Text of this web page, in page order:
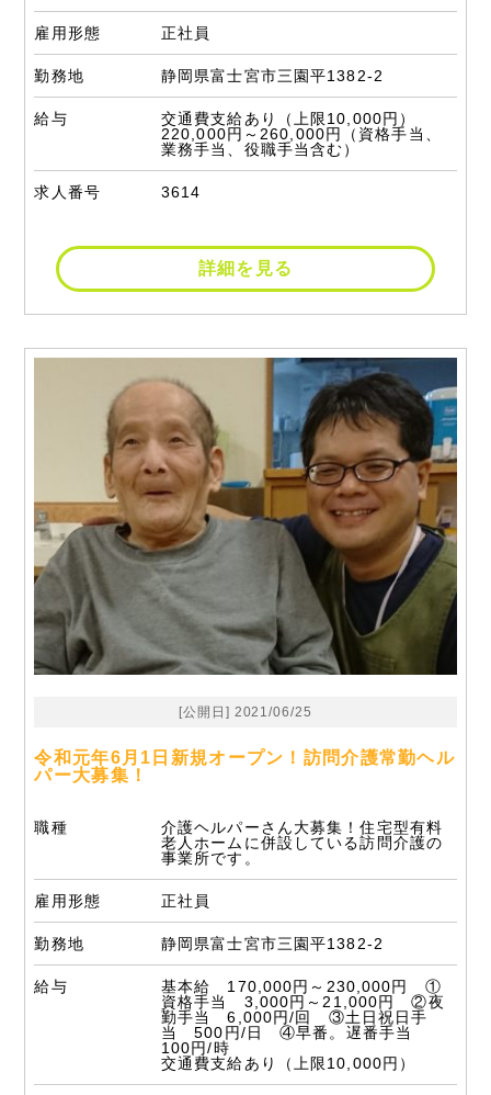
雇用形態 正社員
勤務地 静岡県富士宮市三園平1382-2
給与
交通費支給あり（上限10,000円）
220,000円～260,000円（資格手当、
業務手当、役職手当含む）
求人番号 3614
詳細を見る
[公開日] 2021/06/25
令和元年6月1日新規オープン！訪問介護常勤ヘル
パー大募集！
職種
介護ヘルパーさん大募集！住宅型有料
老人ホームに併設している訪問介護の
事業所です。
雇用形態 正社員
勤務地 静岡県富士宮市三園平1382-2
給与
基本給 170,000円～230,000円 ①
資格手当 3,000円～21,000円 ②夜
勤手当 6,000円/回 ③土日祝日手
当 500円/日 ④早番。遅番手当
100円/時
交通費支給あり（上限10,000円）